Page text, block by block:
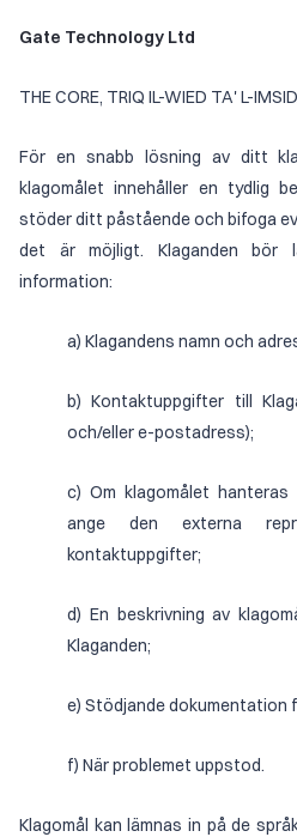
Gate Technology Ltd
THE CORE, TRIQ IL-WIED TA' L-
För en snabb lösning av ditt
klagomålet innehåller en tydlig
stöder ditt påstående och bifoga
det är möjligt. Klaganden bör
information:
a) Klagandens namn och
b) Kontaktuppgifter till
och/eller e-postadress);
c) Om klagomålet
ange den externa
kontaktuppgifter;
d) En beskrivning av
Klaganden;
e) Stödjande dokumentation
f) När problemet uppstod.
Klagomål kan lämnas in på de